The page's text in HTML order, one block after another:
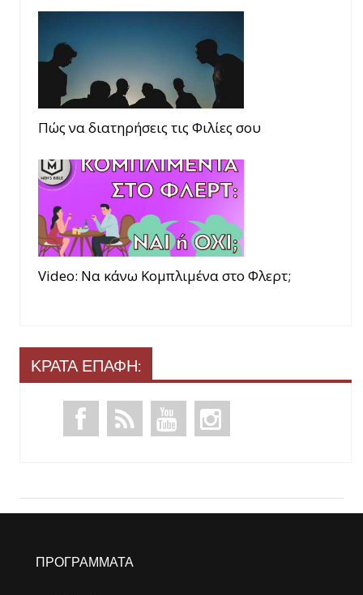
Πώς να διατηρήσεις τις Φιλίες σου
Video: Να κάνω Κομπλιμένα στο Φλερτ;
ΚΡΑΤΑ ΕΠΑΦΗ:
ΠΡΟΓΡΑΜΜΑΤΑ